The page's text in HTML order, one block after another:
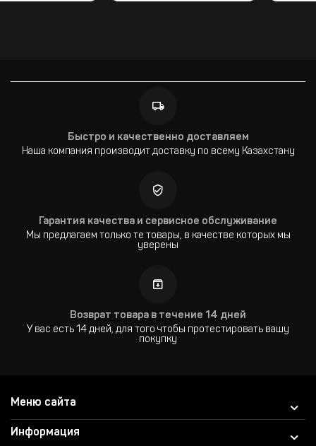
Быстро и качественно доставляем
Наша компания производит доставку по всему Казахстану
Гарантия качества и сервисное обслуживание
Мы предлагаем только те товары, в качестве которых мы
уверены
Возврат товара в течение 14 дней
У вас есть 14 дней, для того чтобы протестировать вашу
покупку
Меню сайта
Информация